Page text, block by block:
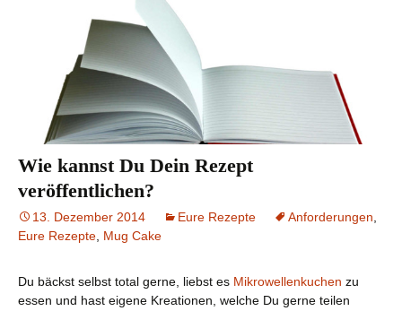
Wie kannst Du Dein Rezept
veröffentlichen?
13. Dezember 2014 Eure Rezepte Anforderungen,
Eure Rezepte, Mug Cake
Du bäckst selbst total gerne, liebst es Mikrowellenkuchen zu
essen und hast eigene Kreationen, welche Du gerne teilen